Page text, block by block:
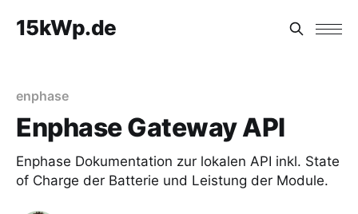
15kWp.de
enphase
Enphase Gateway API
Enphase Dokumentation zur lokalen API inkl. State
of Charge der Batterie und Leistung der Module.